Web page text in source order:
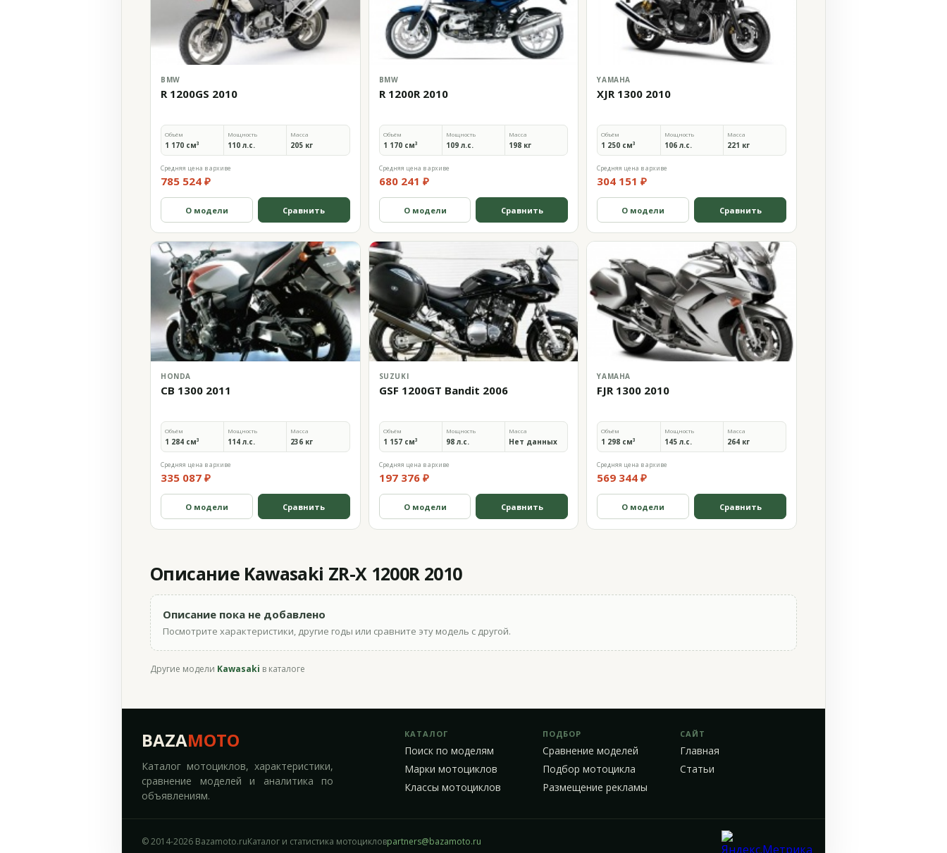
BMW
R 1200GS 2010
Объём
1 170 см³
Мощность
110 л.с.
Масса
205 кг
Средняя цена в архиве
785 524 ₽
О модели Сравнить
BMW
R 1200R 2010
Объём
1 170 см³
Мощность
109 л.с.
Масса
198 кг
Средняя цена в архиве
680 241 ₽
О модели Сравнить
YAMAHA
XJR 1300 2010
Объём
1 250 см³
Мощность
106 л.с.
Масса
221 кг
Средняя цена в архиве
304 151 ₽
О модели Сравнить
HONDA
CB 1300 2011
Объём
1 284 см³
Мощность
114 л.с.
Масса
236 кг
Средняя цена в архиве
335 087 ₽
О модели Сравнить
SUZUKI
GSF 1200GT Bandit 2006
Объём
1 157 см³
Мощность
98 л.с.
Масса
Нет данных
Средняя цена в архиве
197 376 ₽
О модели Сравнить
YAMAHA
FJR 1300 2010
Объём
1 298 см³
Мощность
145 л.с.
Масса
264 кг
Средняя цена в архиве
569 344 ₽
О модели Сравнить
Описание Kawasaki ZR-X 1200R 2010
Описание пока не добавлено
Посмотрите характеристики, другие годы или сравните эту модель с другой.
Другие модели Kawasaki в каталоге
BAZAMOTO
Каталог мотоциклов, характеристики,
сравнение моделей и аналитика по
объявлениям.
КАТАЛОГ
Поиск по моделям
Марки мотоциклов
Классы мотоциклов
ПОДБОР
Сравнение моделей
Подбор мотоцикла
Размещение рекламы
САЙТ
Главная
Статьи
© 2014-2026 Bazamoto.ruКаталог и статистика мотоцикловpartners@bazamoto.ru